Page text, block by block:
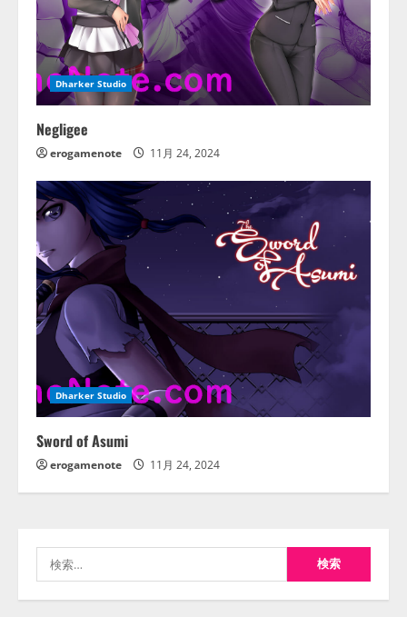
Dharker Studio
Negligee
erogamenote 11月 24, 2024
Dharker Studio
Sword of Asumi
erogamenote 11月 24, 2024
索: